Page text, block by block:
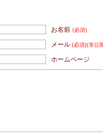
お名前 (必須)
メール (必須)(非公
ホームページ